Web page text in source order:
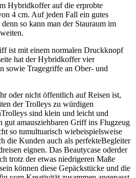
Hybridkoffer auf die erprobte
4 cm. Auf jeden Fall ein gutes
so kann man der Stauraum im
ist mit einem normalen Druckknopf
hat der Hybridkoffer vier
sowie Tragegriffe an Ober- und
oder nicht öffentlich auf Reisen ist,
der Trolleys zu würdigen
sind klein und leicht und
gut amausziehbaren Griff ins Flugzeug
so tumultuarisch wiebeispielsweise
die Kunden auch als perfekteBegleiter
eignen. Das Beautycase oderder
trotz der etwas niedrigeren Maße
können diese Gepäckstücke und die